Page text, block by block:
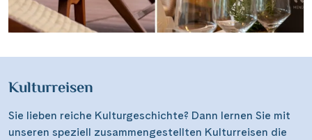
Kulturreisen
Sie lieben reiche Kulturgeschichte? Dann lernen Sie mit
unseren speziell zusammengestellten Kulturreisen die